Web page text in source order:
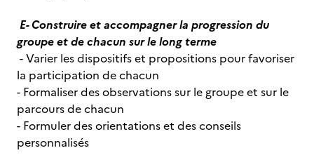
E- Construire et accompagner la progression du
groupe et de chacun sur le long terme
- Varier les dispositifs et propositions pour favoriser
la participation de chacun
- Formaliser des observations sur le groupe et sur le
parcours de chacun
- Formuler des orientations et des conseils
personnalisés